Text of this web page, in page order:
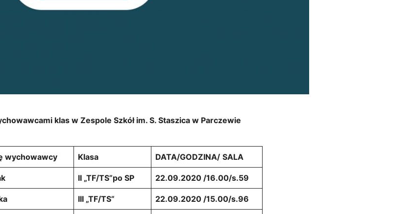
klas w Zespole Szkół im. S. Staszica w Parczewie
wychowawcy Klasa DATA/GODZINA/ SALA
II „TF/TS”po SP 22.09.2020 /16.00/s.59
III „TF/TS” 22.09.2020 /15.00/s.96